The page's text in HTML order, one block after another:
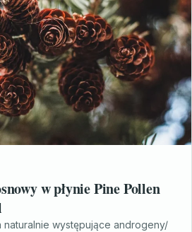
w płynie Pine Pollen
naturalnie występujące androgeny/